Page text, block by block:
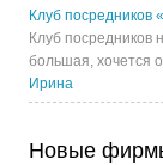
Клуб посредников
Клуб посредников
большая, хочется
Ирина
Новые